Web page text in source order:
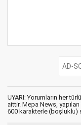
UYARI: Yorumların her
aittir. Mepa News,
600 karakterle (boşluklu)